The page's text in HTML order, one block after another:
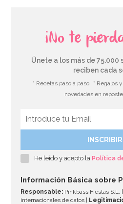
¡No te
Únete a los más de 75.000
reciben cada
* Recetas paso a paso * Regalos
novedades en
He leído y acepto laPolítica
Información Básica sobre
Responsable: Pinkbass Fiestas S.L. |
internacionales de datos |